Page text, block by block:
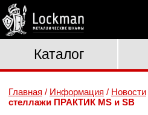
Каталог
Главная / Информация / Новости
стеллажи ПРАКТИК MS и SB